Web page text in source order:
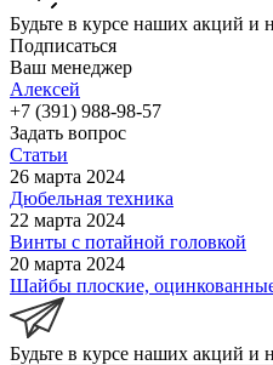
Будьте в курсе наших акций и
Подписаться
Ваш менеджер
Алексей
+7 (391) 988-98-57
Задать вопрос
Статьи
26 марта 2024
Дюбельная техника
22 марта 2024
Винты с потайной головкой
20 марта 2024
Шайбы плоские,
Будьте в курсе наших акций и